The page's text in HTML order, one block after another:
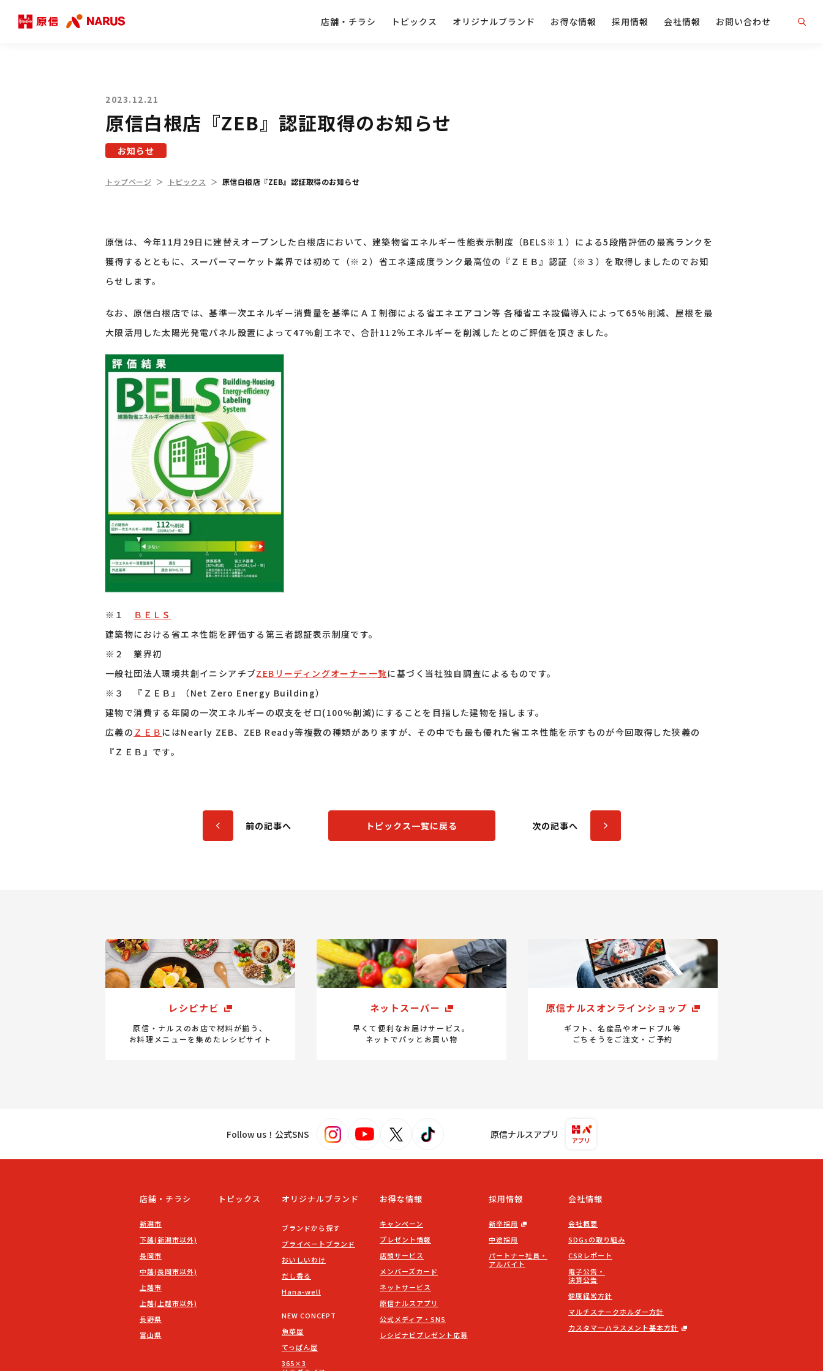
店舗・チラシ トピックス オリジナルブランド お得な情報 採用情報 会社情報 お問い合わせ
2023.12.21
原信白根店『ZEB』認証取得のお知らせ
お知らせ
トップページ トピックス 原信白根店『ZEB』認証取得のお知らせ
原信は、今年11月29日に建替えオープンした白根店において、建築物省エネルギー性能表示制度（BELS※１）による5段階評価の最高ランクを
獲得するとともに、スーパーマーケット業界では初めて（※２）省エネ達成度ランク最高位の『ＺＥＢ』認証（※３）を取得しましたのでお知
らせします。
なお、原信白根店では、基準一次エネルギー消費量を基準にＡＩ制御による省エネエアコン等 各種省エネ設備導入によって65%削減、屋根を最
大限活用した太陽光発電パネル設置によって47%創エネで、合計112％エネルギーを削減したとのご評価を頂きました。
※１
ＢＥＬＳ
建築物における省エネ性能を評価する第三者認証表示制度です。
※２ 業界初
一般社団法人環境共創イニシアチブZEBリーディングオーナー一覧に基づく当社独自調査によるものです。
※３ 『ＺＥＢ』（Net Zero Energy Building）
建物で消費する年間の一次エネルギーの収支をゼロ(100%削減)にすることを目指した建物を指します。
広義の ＺＥＢ にはNearly ZEB、ZEB Ready等複数の種類がありますが、その中でも最も優れた省エネ性能を示すものが今回取得した狭義の
『ＺＥＢ』です。
前の記事へ トピックス一覧に戻る 次の記事へ
レシピナビ
原信・ナルスのお店で材料が揃う、
お料理メニューを集めたレシピサイト
ネットスーパー
早くて便利なお届けサービス。
ネットでパッとお買い物
原信ナルスオンラインショップ
ギフト、名産品やオードブル等
ごちそうをご注文・ご予約
Follow us！公式SNS 原信ナルスアプリ
店舗・チラシ
新潟市
下越(新潟市以外)
長岡市
中越(長岡市以外)
上越市
上越(上越市以外)
長野県
富山県
トピックス オリジナルブランド
ブランドから探す
プライベートブランド
おいしいわけ
だし香る
Hana-well
NEW CONCEPT
魚菜屋
てっぱん屋
365×3
お得な情報
キャンペーン
プレゼント情報
店頭サービス
メンバーズカード
ネットサービス
原信ナルスアプリ
公式メディア・SNS
レシピナビプレゼント応募
採用情報
新卒採用
中途採用
パートナー社員・
アルバイト
会社情報
会社概要
SDGsの取り組み
CSRレポート
電子公告・
決算公告
健康経営方針
マルチステークホルダー方針
カスタマーハラスメント基本方針